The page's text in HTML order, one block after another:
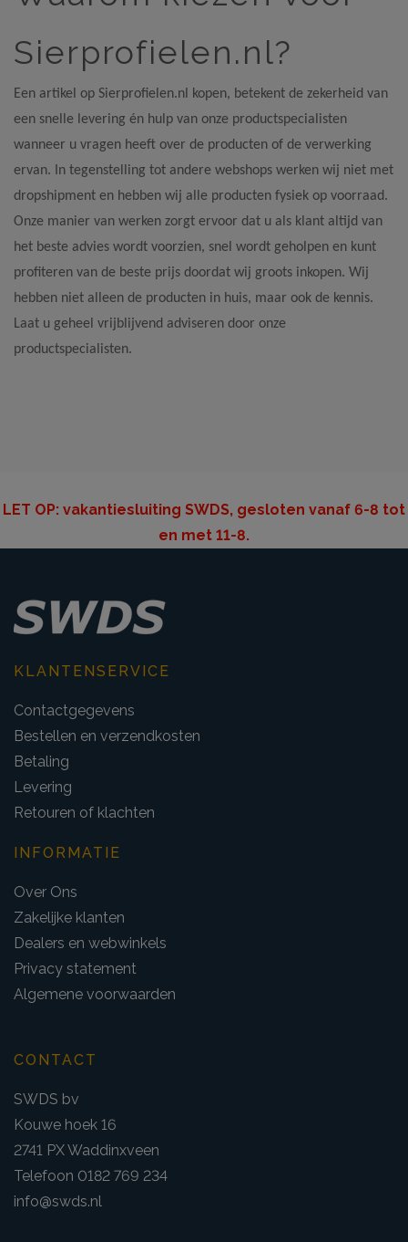
Sierprofielen.nl?
Een artikel op Sierprofielen.nl kopen, betekent de zekerheid van
een snelle levering én hulp van onze productspecialisten
wanneer u vragen heeft over de producten of de verwerking
ervan. In tegenstelling tot andere webshops werken wij niet met
dropshipment en hebben wij alle producten fysiek op voorraad.
Onze manier van werken zorgt ervoor dat u als klant altijd van
het beste advies wordt voorzien, snel wordt geholpen en kunt
profiteren van de beste prijs doordat wij groots inkopen. Wij
hebben niet alleen de producten in huis, maar ook de kennis.
Laat u geheel vrijblijvend adviseren door onze
productspecialisten.
LET OP: vakantiesluiting SWDS, gesloten vanaf 6-8 tot
en met 11-8.
KLANTENSERVICE
Contactgegevens
Bestellen en verzendkosten
Betaling
Levering
Retouren of klachten
INFORMATIE
Over Ons
Zakelijke klanten
Dealers en webwinkels
Privacy statement
Algemene voorwaarden
CONTACT
SWDS bv
Kouwe hoek 16
2741 PX Waddinxveen
Telefoon 0182 769 234
info@swds.nl